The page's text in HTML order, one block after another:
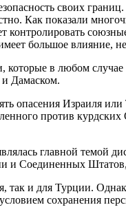
своих
Как показали
контролировать
большое влияние,
в любом
и Дамаском.
опасения Израиля
против
главной темой
Соединенных Штатов,
и для Турции.
сохранения